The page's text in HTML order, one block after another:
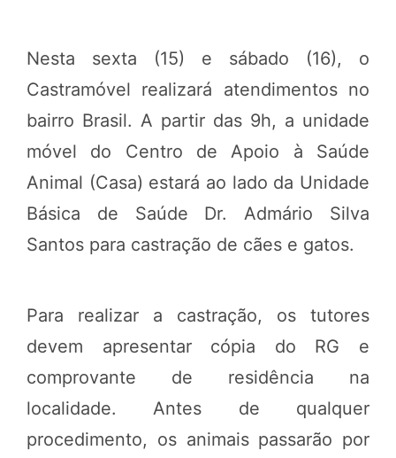
Nesta sexta (15) e sábado (16), o
Castramóvel realizará atendimentos no
bairro Brasil. A partir das 9h, a unidade
móvel do Centro de Apoio à Saúde
Animal (Casa) estará ao lado da Unidade
Básica de Saúde Dr. Admário Silva
Santos para castração de cães e gatos.
Para realizar a castração, os tutores
devem apresentar cópia do RG e
comprovante de residência na
localidade. Antes de qualquer
procedimento, os animais passarão por